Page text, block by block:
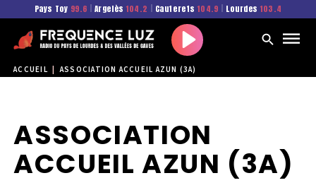
Pays Toy 99.6 Argelès 104.2 Cauterets 104.9 Lourdes 103.4
Play
ACCUEIL ASSOCIATION ACCUEIL AZUN (3A)
ASSOCIATION
ACCUEIL AZUN (3A)